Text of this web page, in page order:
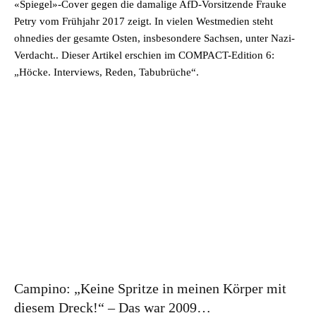
«Spiegel»-Cover gegen die damalige AfD-Vorsitzende Frauke
Petry vom Frühjahr 2017 zeigt. In vielen Westmedien steht
ohnedies der gesamte Osten, insbesondere Sachsen, unter Nazi-
Verdacht.. Dieser Artikel erschien im COMPACT-Edition 6:
„Höcke. Interviews, Reden, Tabubrüche“.
Campino: „Keine Spritze in meinen Körper mit
diesem Dreck!“ – Das war 2009…